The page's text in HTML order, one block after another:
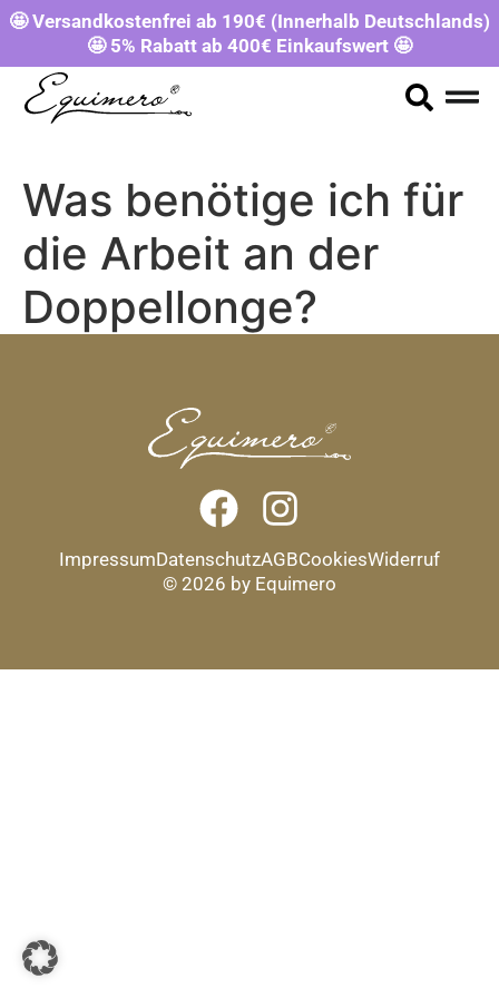
🤩 Versandkostenfrei ab 190€ (Innerhalb Deutschlands)
🤩 5% Rabatt ab 400€ Einkaufswert 🤩
Was benötige ich für
die Arbeit an der
Doppellonge?
ImpressumDatenschutzAGBCookiesWiderruf
© 2026 by Equimero